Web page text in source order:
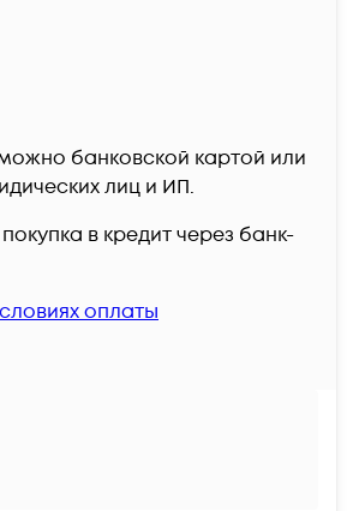
банковской картой или
лиц и ИП.
в кредит через банк-
оплаты